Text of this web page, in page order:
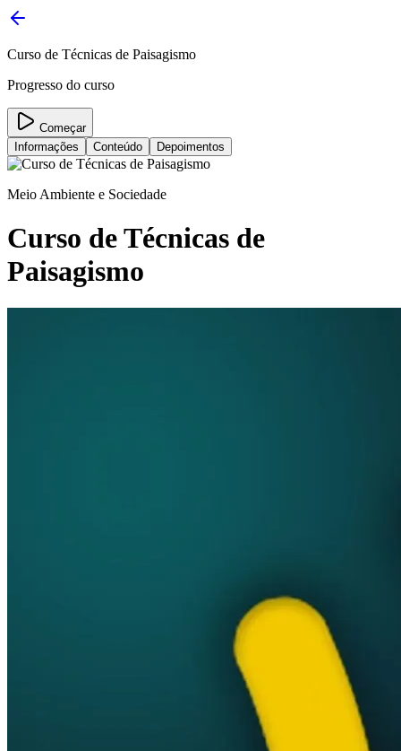
Curso de Técnicas de Paisagismo
Progresso do curso
Começar
Informações
Conteúdo Depoimentos
Meio Ambiente e Sociedade
Curso de Técnicas de
Paisagismo